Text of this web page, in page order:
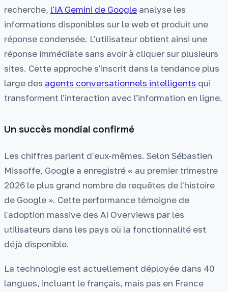
recherche, l'IA Gemini de Google analyse les
informations disponibles sur le web et produit une
réponse condensée. L'utilisateur obtient ainsi une
réponse immédiate sans avoir à cliquer sur plusieurs
sites. Cette approche s'inscrit dans la tendance plus
large des agents conversationnels intelligents qui
transforment l'interaction avec l'information en ligne.
Un succès mondial confirmé
Les chiffres parlent d'eux-mêmes. Selon Sébastien
Missoffe, Google a enregistré « au premier trimestre
2026 le plus grand nombre de requêtes de l'histoire
de Google ». Cette performance témoigne de
l'adoption massive des AI Overviews par les
utilisateurs dans les pays où la fonctionnalité est
déjà disponible.
La technologie est actuellement déployée dans 40
langues, incluant le français, mais pas en France